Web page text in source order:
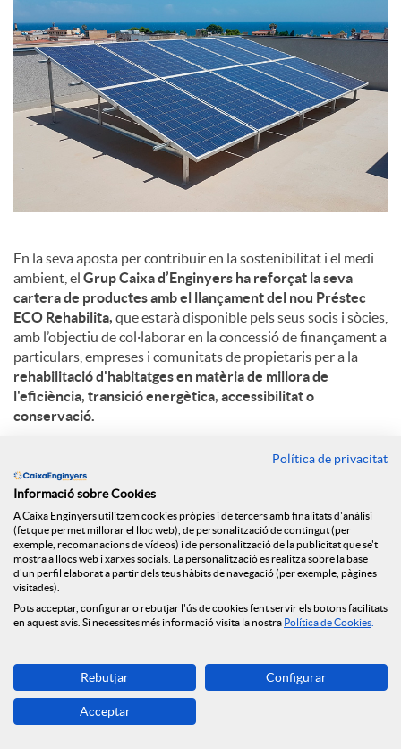
En la seva aposta per contribuir en la sostenibilitat i el medi
ambient, el Grup Caixa d’Enginyers ha reforçat la seva
cartera de productes amb el llançament del nou Préstec
ECO Rehabilita, que estarà disponible pels seus socis i sòcies,
amb l’objectiu de col·laborar en la concessió de finançament a
particulars, empreses i comunitats de propietaris per a la
rehabilitació d'habitatges en matèria de millora de
l'eficiència, transició energètica, accessibilitat o
conservació.
L'arribada dels fons Next Generation per a la rehabilitació
energètica dels edificis residencials i l’acord amb la
Generalitat de Catalunya i Caixa d’Enginyers entre d’altres
entitats financeres, suposa una oportunitat òptima per
aconseguir que els habitatges siguin més sostenibles.
Aquests fonsdestinaran concretament un total de 480
milions d’euros a Catalunya,per tal de millorar barris, edificis
i habitatges, com també per a la creació d’oficines de
rehabilitació. Tenen un potencial d’uns 25.000 habitatges/any
i 75.000 en total.
En aquest sentit, elPréstec ECO Rehabilitapermet invertir
en la reducció del consum d’energia no renovable i millorar el
rendiment de les instal·lacions. Els beneficis energètics,
ambientals, econòmics, socials i saludables que implica
Política de privacitat
Informació sobre Cookies
A Caixa Enginyers utilitzem cookies pròpies i de tercers amb finalitats d'anàlisi
(fet que permet millorar el lloc web), de personalització de contingut (per
exemple, recomanacions de vídeos) i de personalització de la publicitat que se't
mostra a llocs web i xarxes socials. La personalització es realitza sobre la base
d'un perfil elaborat a partir dels teus hàbits de navegació (per exemple, pàgines
visitades).
Pots acceptar, configurar o rebutjar l'ús de cookies fent servir els botons facilitats
en aquest avís. Si necessites més informació visita la nostra Política de Cookies
Rebutjar Configurar
Acceptar